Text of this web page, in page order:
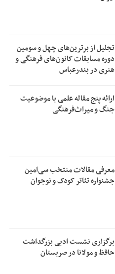
تجلیل از بر‌ترین‌های چهل و سومین
دوره مسابقات کانون‌های فرهنگی و
هنری در بندرعباس
ارائه پنج مقاله علمی با موضوعیت
جنگ و میراث‌فرهنگی
معرفی مقالات منتخب سی‌امین
جشنواره تئاتر کودک و نوجوان
برگزاری نشست ادبی بزرگداشت
حافظ و مولانا در صربستان